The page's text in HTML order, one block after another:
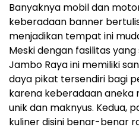
Banyaknya mobil dan
keberadaan banner
menjadikan tempat ini
Meski dengan fasilitas
Jambo Raya ini memiliki
daya pikat tersendiri bagi
karena keberadaan aneka
unik dan maknyus. Kedua,
kuliner disini benar-benar